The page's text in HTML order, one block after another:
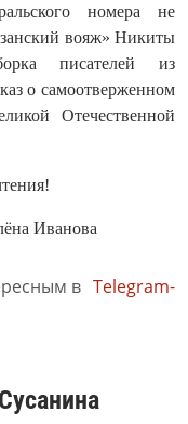
номера не
вояж» Никиты
писателей из
о самоотверженном
Отечественной
Иванова
в Telegram-